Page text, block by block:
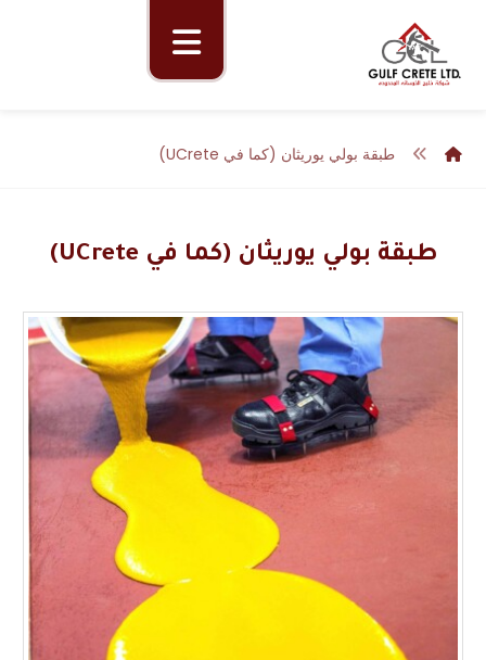
طبقة بولي يوريثان (كما في UCrete)
طبقة بولي يوريثان (كما في UCrete)